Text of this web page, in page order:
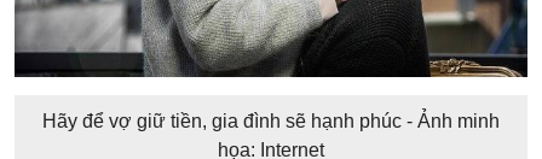
Hãy để vợ giữ tiền, gia đình sẽ hạnh phúc - Ảnh minh
họa: Internet